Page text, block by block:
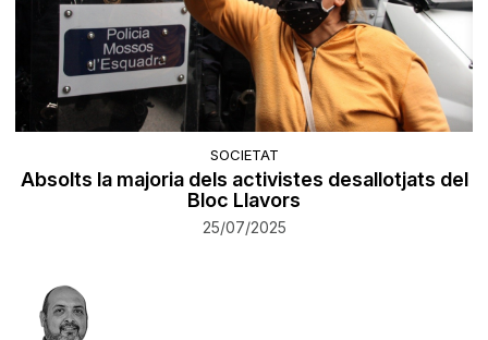
SOCIETAT
Absolts la majoria dels activistes desallotjats del
Bloc Llavors
25/07/2025